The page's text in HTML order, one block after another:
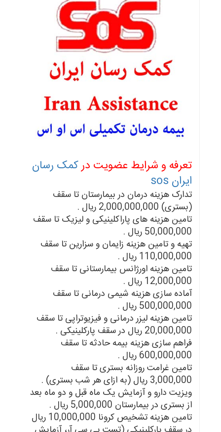
تعرفه و شرایط عضویت درکمک رسان
ایران sos
تدارک هزینه درمان در بیمارستان تا سقف
(بستری) 2,000,000,000 ریال .
تامین هزینه های پاراکلینیکی و لیزیک تا سقف
50,000,000 ریال .
تهیه و تامین هزینه زایمان و سزارین تا سقف
110,000,000 ریال .
تامین هزینه اورژانس بیمارستانی تا سقف
12,000,000 ریال .
آماده سازی هزینه شیمی درمانی تا سقف
500,000,000 ریال .
تامین هزینه لیزر درمانی و فیزیوتراپی تا سقف
20,000,000 ریال در سقف پارکلینیکی .
فراهم سازی هزینه بیمه حادثه تا سقف
600,000,000 ریال .
تامین غرامت روزانه بستری تا سقف
3,000,000 ریال (به ازای هر شب بستری) .
ویزیت دارو و آزمایش یک ماه قبل و دو ماه بعد
از بستری در بیمارستان 5,000,000 ریال .
تامین هزینه تشخیص کرونا 10,000,000 ریال